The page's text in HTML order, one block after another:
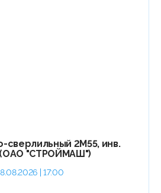
сверлильный 2М55, инв.
"СТРОЙМАШ")
| 17:00